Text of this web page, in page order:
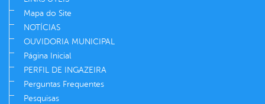
Mapa do Site
NOTÍCIAS
OUVIDORIA MUNICIPAL
Página Inicial
PERFIL DE INGAZEIRA
Perguntas Frequentes
Pesquisas